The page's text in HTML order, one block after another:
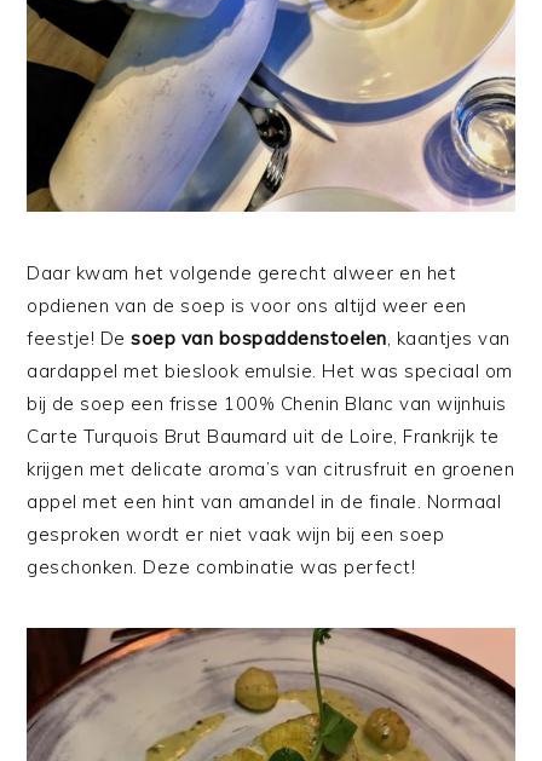
Daar kwam het volgende gerecht alweer en het
opdienen van de soep is voor ons altijd weer een
feestje! Desoep van bospaddenstoelen, kaantjes van
aardappel met bieslook emulsie. Het was speciaal om
bij de soep een frisse 100% Chenin Blanc van wijnhuis
Carte Turquois Brut Baumard uit de Loire, Frankrijk te
krijgen met delicate aroma’s van citrusfruit en groenen
appel met een hint van amandel in de finale. Normaal
gesproken wordt er niet vaak wijn bij een soep
geschonken. Deze combinatie was perfect!